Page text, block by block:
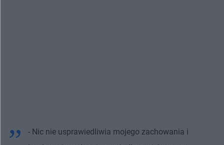
- Nic nie usprawiedliwia mojego zachowania i